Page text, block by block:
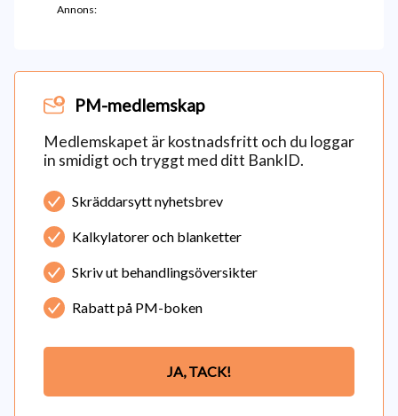
Annons:
PM-medlemskap
Medlemskapet är kostnadsfritt och du loggar
in smidigt och tryggt med ditt BankID.
Skräddarsytt nyhetsbrev
Kalkylatorer och blanketter
Skriv ut behandlingsöversikter
Rabatt på PM-boken
JA, TACK!